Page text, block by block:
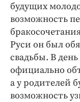
Спорт
Экономика
ПРОЕКТЫ
Блоги
Издания
будущих
возможность
Руси он был
свадьбы. В
официально
а у родителей
возможность